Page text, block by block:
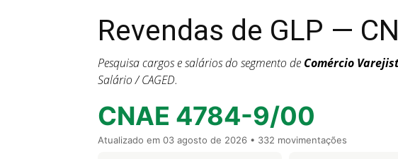
Revendas de GLP —
Pesquisa cargos e salários do segmento de Comércio
Salário / CAGED.
CNAE 4784-9/00
Atualizado em 03 agosto de 2026 • 332 movimentações